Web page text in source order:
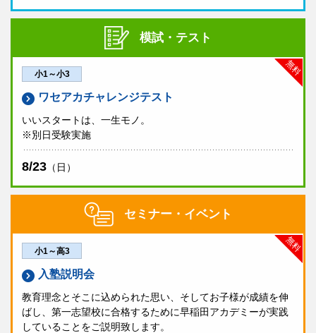
模試・テスト
無料
小1～小3
ワセアカチャレンジテスト
いいスタートは、一生モノ。
※別日受験実施
8/23 （日）
セミナー・イベント
無料
小1～高3
入塾説明会
教育理念とそこに込められた思い、そしてお子様が成績を伸
ばし、第一志望校に合格するために早稲田アカデミーが実践
していることをご説明致します。